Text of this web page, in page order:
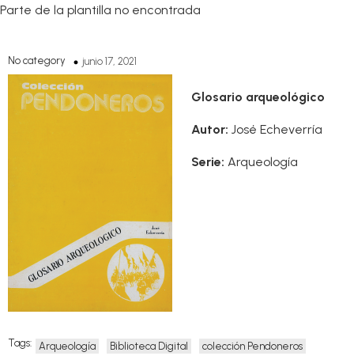
Parte de la plantilla no encontrada
No category junio 17, 2021
Glosario arqueológico
Autor: José Echeverría
Serie: Arqueología
Tags: Arqueología Biblioteca Digital
colección Pendoneros